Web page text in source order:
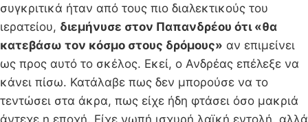
συγκριτικά ήταν από τους πιο διαλεκτικούς του
ιερατείου, διεμήνυσε στον Παπανδρέου ότι «θα
κατεβάσω τον κόσμο στους δρόμους» αν επιμείνει
ως προς αυτό το σκέλος. Εκεί, ο Ανδρέας επέλεξε να
κάνει πίσω. Κατάλαβε πως δεν μπορούσε να το
τεντώσει στα άκρα, πως είχε ήδη φτάσει όσο μακριά
άντεχε η εποχή. Είχε νωπή ισχυρή λαϊκή εντολή, αλλά